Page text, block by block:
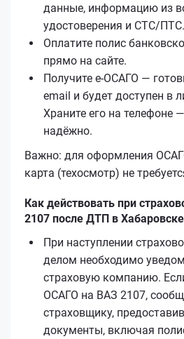
данные, информацию из
удостоверения и СТС/ПТС.
Оплатите полис
прямо на сайте.
Получите е‑ОСАГО —
email и будет доступен в
Храните его на телефоне
надёжно.
Важно: для оформления
карта (техосмотр) не
Как действовать при
2107 после ДТП в Хабаровске
При наступлении
делом необходимо
страховую компанию.
ОСАГО на ВАЗ 2107,
страховщику,
документы, включая